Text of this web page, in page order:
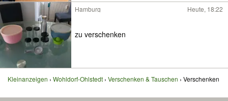
Hamburg Heute, 18:22
zu verschenken
Kleinanzeigen Wohldorf-Ohlstedt Verschenken & Tauschen Verschenken